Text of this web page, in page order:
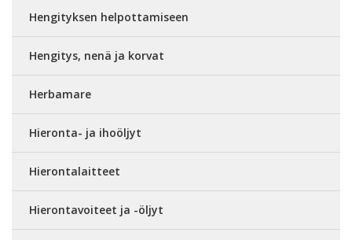
Hengityksen helpottamiseen
Hengitys, nenä ja korvat
Herbamare
Hieronta- ja ihoöljyt
Hierontalaitteet
Hierontavoiteet ja -öljyt